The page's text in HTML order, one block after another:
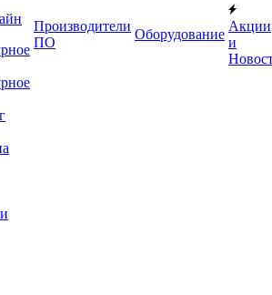
Производители
ПО
Оборудование
Акции
и